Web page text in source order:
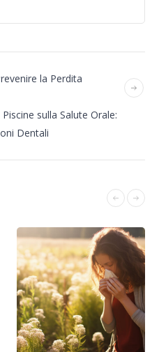
la Perdita
sulla Salute Orale:
Dentali